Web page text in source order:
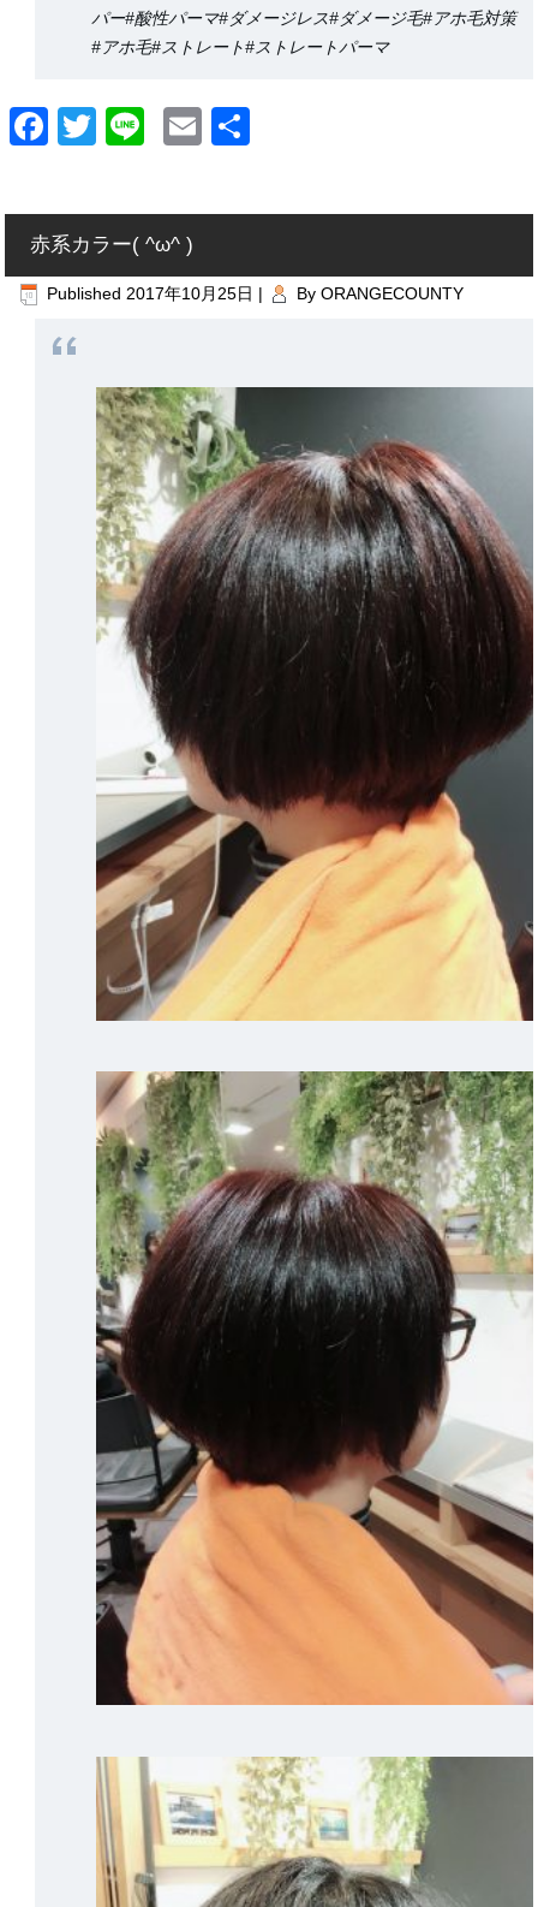
パー#酸性パーマ#ダメージレス#ダメージ毛#アホ毛対策
#アホ毛#ストレート#ストレートパーマ
Facebook
Twitter
LineEmail
赤系カラー( ^ω^ )
Published 2017年10月25日 | By ORANGECOUNTY